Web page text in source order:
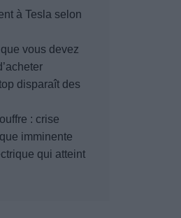
à Tesla selon
vous devez
disparaît des
: crise
imminente
qui atteint